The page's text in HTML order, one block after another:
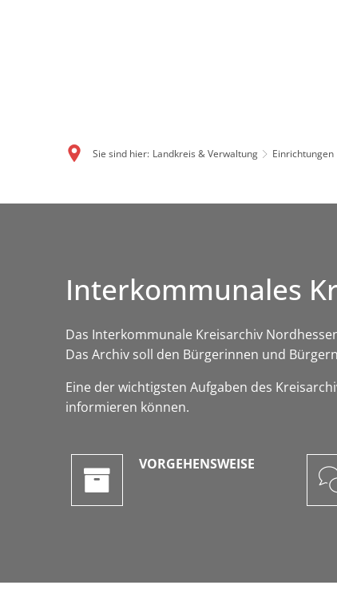
Sie sind hier: Landkreis & Verwaltung Einrichtungen
Interkommunales
Das Interkommunale Kreisarchiv
Das Archiv soll den Bürgerinnen und
Eine der wichtigsten Aufgaben des
informieren können.
VORGEHENSWEISE